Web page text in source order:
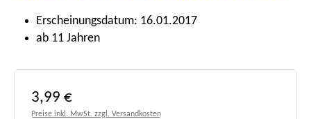
Erscheinungsdatum: 16.01.2017
ab 11 Jahren
Regulärer Preis:
3,99 €
Preise inkl. MwSt. zzgl. Versandkosten